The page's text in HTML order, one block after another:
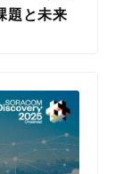
題と未来